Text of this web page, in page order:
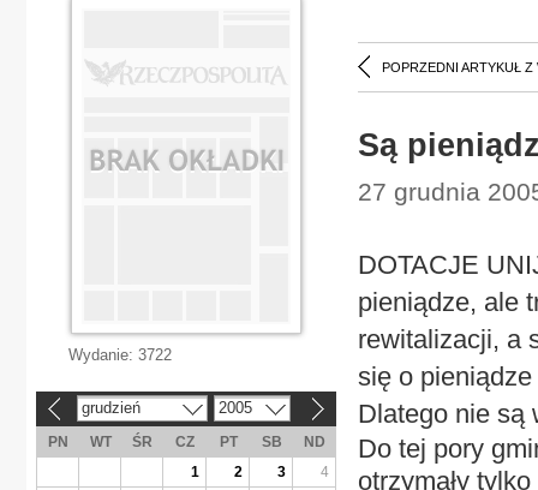
POPRZEDNI ARTYKUŁ Z
Są
27 grudnia
DOTACJE
pieniądze, ale
rewitalizacji, a
się o pieniądze
Dlatego nie są
Do tej pory
otrzymały
Wydanie: 3722
grudzień 2005
PN WT ŚR CZ PT SB
ND
1
2 3
4